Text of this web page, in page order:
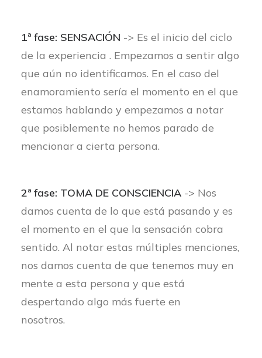
1ª fase: SENSACIÓN -> Es el inicio del ciclo
de la experiencia . Empezamos a sentir algo
que aún no identificamos. En el caso del
enamoramiento sería el momento en el que
estamos hablando y empezamos a notar
que posiblemente no hemos parado de
mencionar a cierta persona.
2ª fase: TOMA DE CONSCIENCIA -> Nos
damos cuenta de lo que está pasando y es
el momento en el que la sensación cobra
sentido. Al notar estas múltiples menciones,
nos damos cuenta de que tenemos muy en
mente a esta persona y que está
despertando algo más fuerte en
nosotros.